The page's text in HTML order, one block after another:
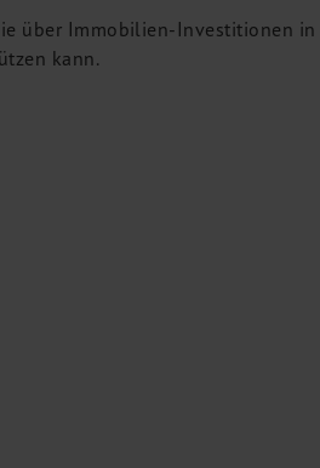
über Immobilien-Investitionen
kann.